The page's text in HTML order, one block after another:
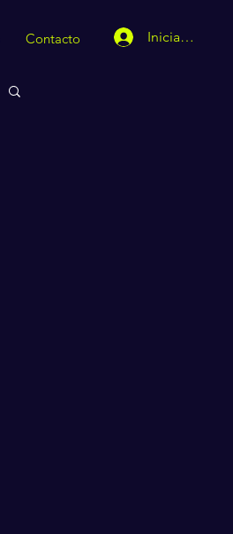
Contacto Iniciar sesión